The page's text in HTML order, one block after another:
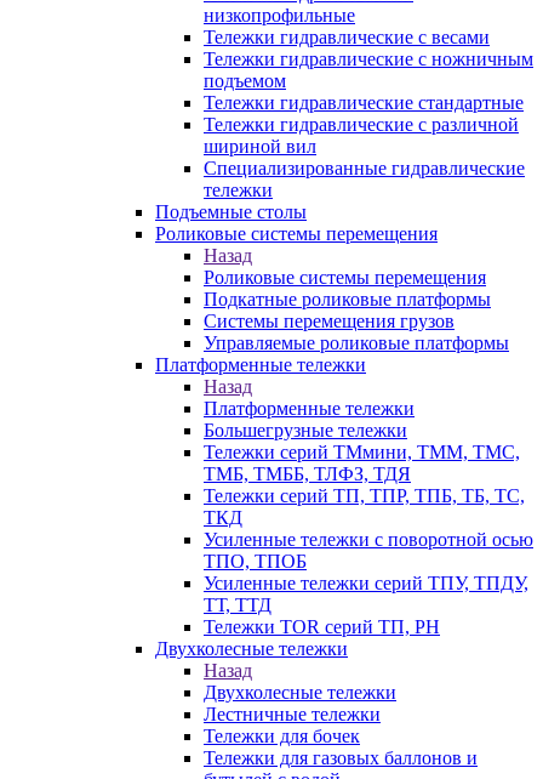
низкопрофильные
Тележки гидравлические с весами
Тележки гидравлические с ножничным
подъемом
Тележки гидравлические стандартные
Тележки гидравлические с различной
шириной вил
Специализированные гидравлические
тележки
Подъемные столы
Роликовые системы перемещения
Назад
Роликовые системы перемещения
Подкатные роликовые платформы
Системы перемещения грузов
Управляемые роликовые платформы
Платформенные тележки
Назад
Платформенные тележки
Большегрузные тележки
Тележки серий ТМмини, ТММ, ТМС,
ТМБ, ТМББ, ТЛФЗ, ТДЯ
Тележки серий ТП, ТПР, ТПБ, ТБ, ТС,
ТКД
Усиленные тележки с поворотной осью
ТПО, ТПОБ
Усиленные тележки серий ТПУ, ТПДУ,
ТТ, ТТД
Тележки TOR серий ТП, PH
Двухколесные тележки
Назад
Двухколесные тележки
Лестничные тележки
Тележки для бочек
Тележки для газовых баллонов и